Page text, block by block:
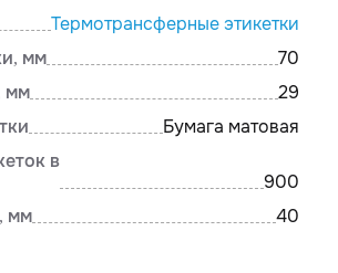
Термотрансферные этикетки
мм
70
мм
29
Бумага матовая
в
900
мм
40